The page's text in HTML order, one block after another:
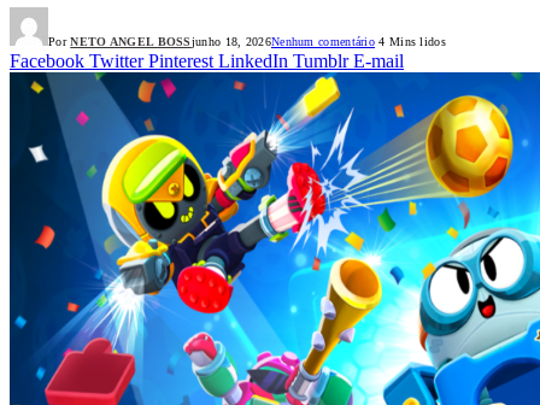
Por NETO ANGEL BOSSjunho 18, 2026Nenhum comentário 4 Mins lidos
Facebook Twitter Pinterest LinkedIn Tumblr E-mail